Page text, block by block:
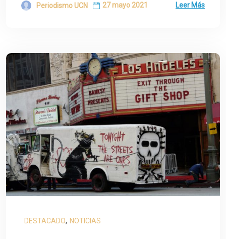
Periodismo UCN 27 mayo 2021 Leer Más
DESTACADO, NOTICIAS